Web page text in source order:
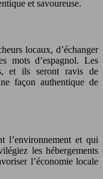
et savoureuse.
locaux, d’échanger
mots d’espagnol. Les
et ils seront ravis de
façon authentique de
l’environnement et qui
les hébergements
l’économie locale